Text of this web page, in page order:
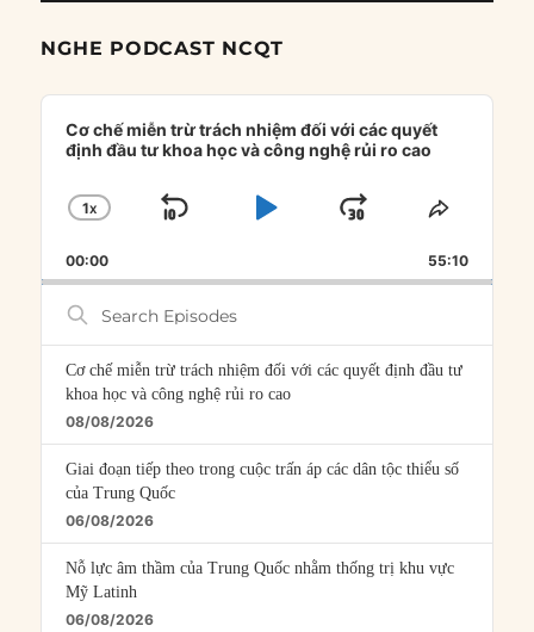
NGHE PODCAST NCQT
Audio
Player
Cơ chế miễn trừ trách nhiệm đối với các quyết
định đầu tư khoa học và công nghệ rủi ro cao
CHANGE
RATE
1X
SKIP
PLAYJUMP
FORWARD
SHARE
00:00 55:10
Search
Episodes
Cơ chế miễn trừ trách nhiệm đối với các quyết định đầu tư
khoa học và công nghệ rủi ro cao
08/08/2026
Giai đoạn tiếp theo trong cuộc trấn áp các dân tộc thiểu số
của Trung Quốc
06/08/2026
Nỗ lực âm thầm của Trung Quốc nhằm thống trị khu vực
Mỹ Latinh
06/08/2026